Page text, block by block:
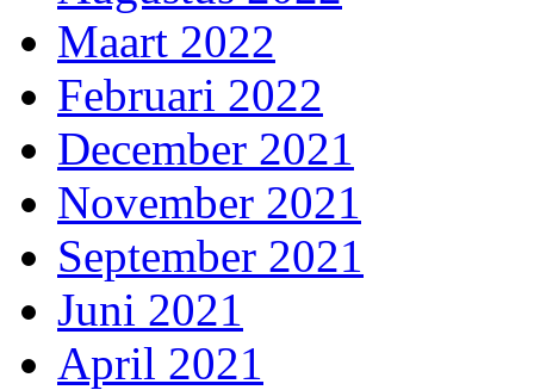
Maart 2022
Februari 2022
December 2021
November 2021
September 2021
Juni 2021
April 2021